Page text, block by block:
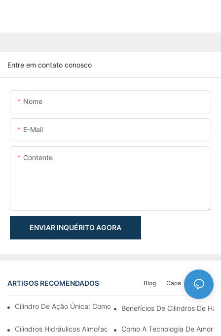
Entre em contato conosco
Nome
E-Mail
Contente
ENVIAR INQUÉRITO AGORA
ARTIGOS RECOMENDADOS NEWS
Capa
Blog
Cilindro De Ação Única: Como Funciona & Aplicações Comuns
Benefícios De Cilindros De
Cilindros Hidráulicos Almofadados: Reduzindo O Impacto &
Como A Tecnologia De